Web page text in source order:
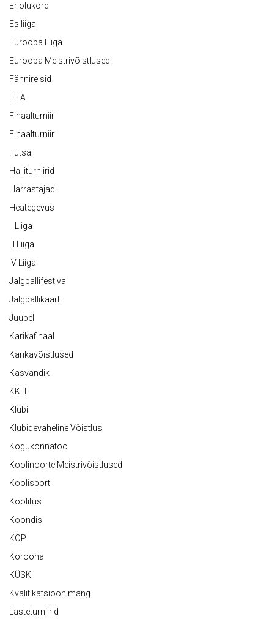
Eriolukord
Esiliiga
Euroopa Liiga
Euroopa Meistrivõistlused
Fännireisid
FIFA
Finaalturniir
Finaalturniir
Futsal
Halliturniirid
Harrastajad
Heategevus
II Liiga
III Liiga
IV Liiga
Jalgpallifestival
Jalgpallikaart
Juubel
Karikafinaal
Karikavõistlused
Kasvandik
KKH
Klubi
Klubidevaheline Võistlus
Kogukonnatöö
Koolinoorte Meistrivõistlused
Koolisport
Koolitus
Koondis
KOP
Koroona
KÜSK
Kvalifikatsioonimäng
Lasteturniirid